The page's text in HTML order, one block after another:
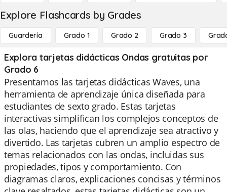
Explore Flashcards by Grades
Guardería Grado 1 Grado 2 Grado 3
Explora tarjetas didácticas Ondas gratuitas por
Grado 6
Presentamos las tarjetas didácticas Waves, una
herramienta de aprendizaje única diseñada para
estudiantes de sexto grado. Estas tarjetas
interactivas simplifican los complejos conceptos de
las olas, haciendo que el aprendizaje sea atractivo y
divertido. Las tarjetas cubren un amplio espectro de
temas relacionados con las ondas, incluidas sus
propiedades, tipos y comportamiento. Con
diagramas claros, explicaciones concisas y términos